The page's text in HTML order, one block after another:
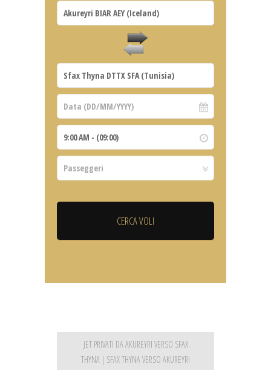
JET PRIVATI DA AKUREYRI VERSO SFAX
THYNA | SFAX THYNA VERSO AKUREYRI